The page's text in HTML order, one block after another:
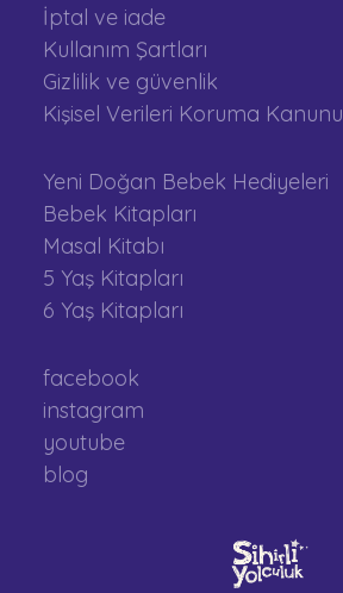
İptal ve iade
Kullanım Şartları
Gizlilik ve güvenlik
Kişisel Verileri Koruma Kanunu
Yeni Doğan Bebek Hediyeleri
Bebek Kitapları
Masal Kitabı
5 Yaş Kitapları
6 Yaş Kitapları
facebook
instagram
youtube
blog